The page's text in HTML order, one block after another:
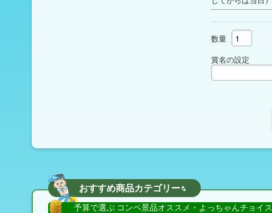
数量
賞名の設定
おすすめ商品カテゴリー
予算で選ぶ コンペ景品オススメ・よっちゃんチョイス